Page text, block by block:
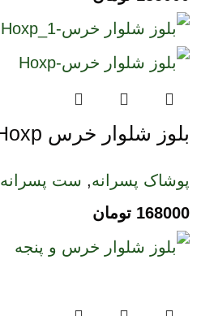
بلوز شلوار خرس Hoxp
پوشاک پسرانه, ست پسرانه
168000 تومان